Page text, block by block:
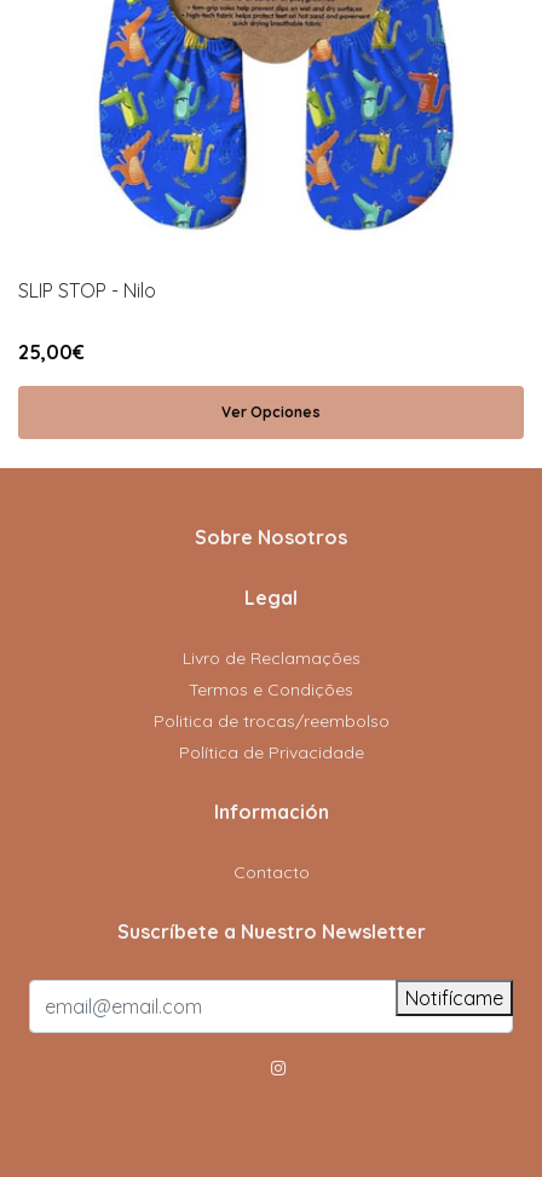
SLIP STOP - Nilo
25,00€
Ver Opciones
Sobre Nosotros
Legal
Livro de Reclamações
Termos e Condições
Politica de trocas/reembolso
Política de Privacidade
Información
Contacto
Suscríbete a Nuestro Newsletter
Notifícame